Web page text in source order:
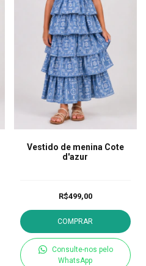
Vestido de menina Cote
d'azur
R$499,00
COMPRAR
Consulte-nos pelo
WhatsApp